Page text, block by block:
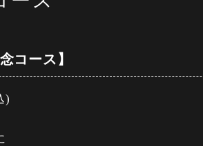
コース】
)